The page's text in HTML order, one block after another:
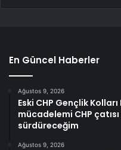
En Güncel Haberler
Ağustos 9, 2026
Eski CHP Gençlik Kolları
mücadelemi CHP
sürdüreceğim
Ağustos 9, 2026